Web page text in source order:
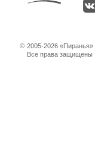
© 2005-2026 «Пиранья»
Все права защищены